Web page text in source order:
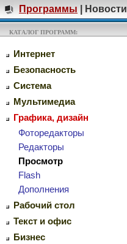
Программы Новости
КАТАЛОГ ПРОГРАММ:
Интернет
Безопасность
Система
Мультимедиа
Графика, дизайн
Фоторедакторы
Редакторы
Просмотр
Flash
Дополнения
Рабочий стол
Текст и офис
Бизнес